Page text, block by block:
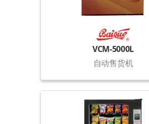
VCM-5000L
自动售货机